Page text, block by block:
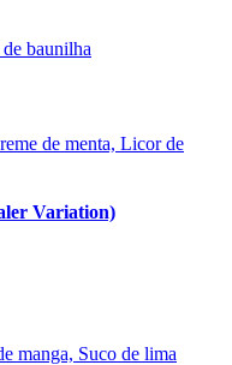
baunilha
de menta, Licor de
Variation)
manga, Suco de lima